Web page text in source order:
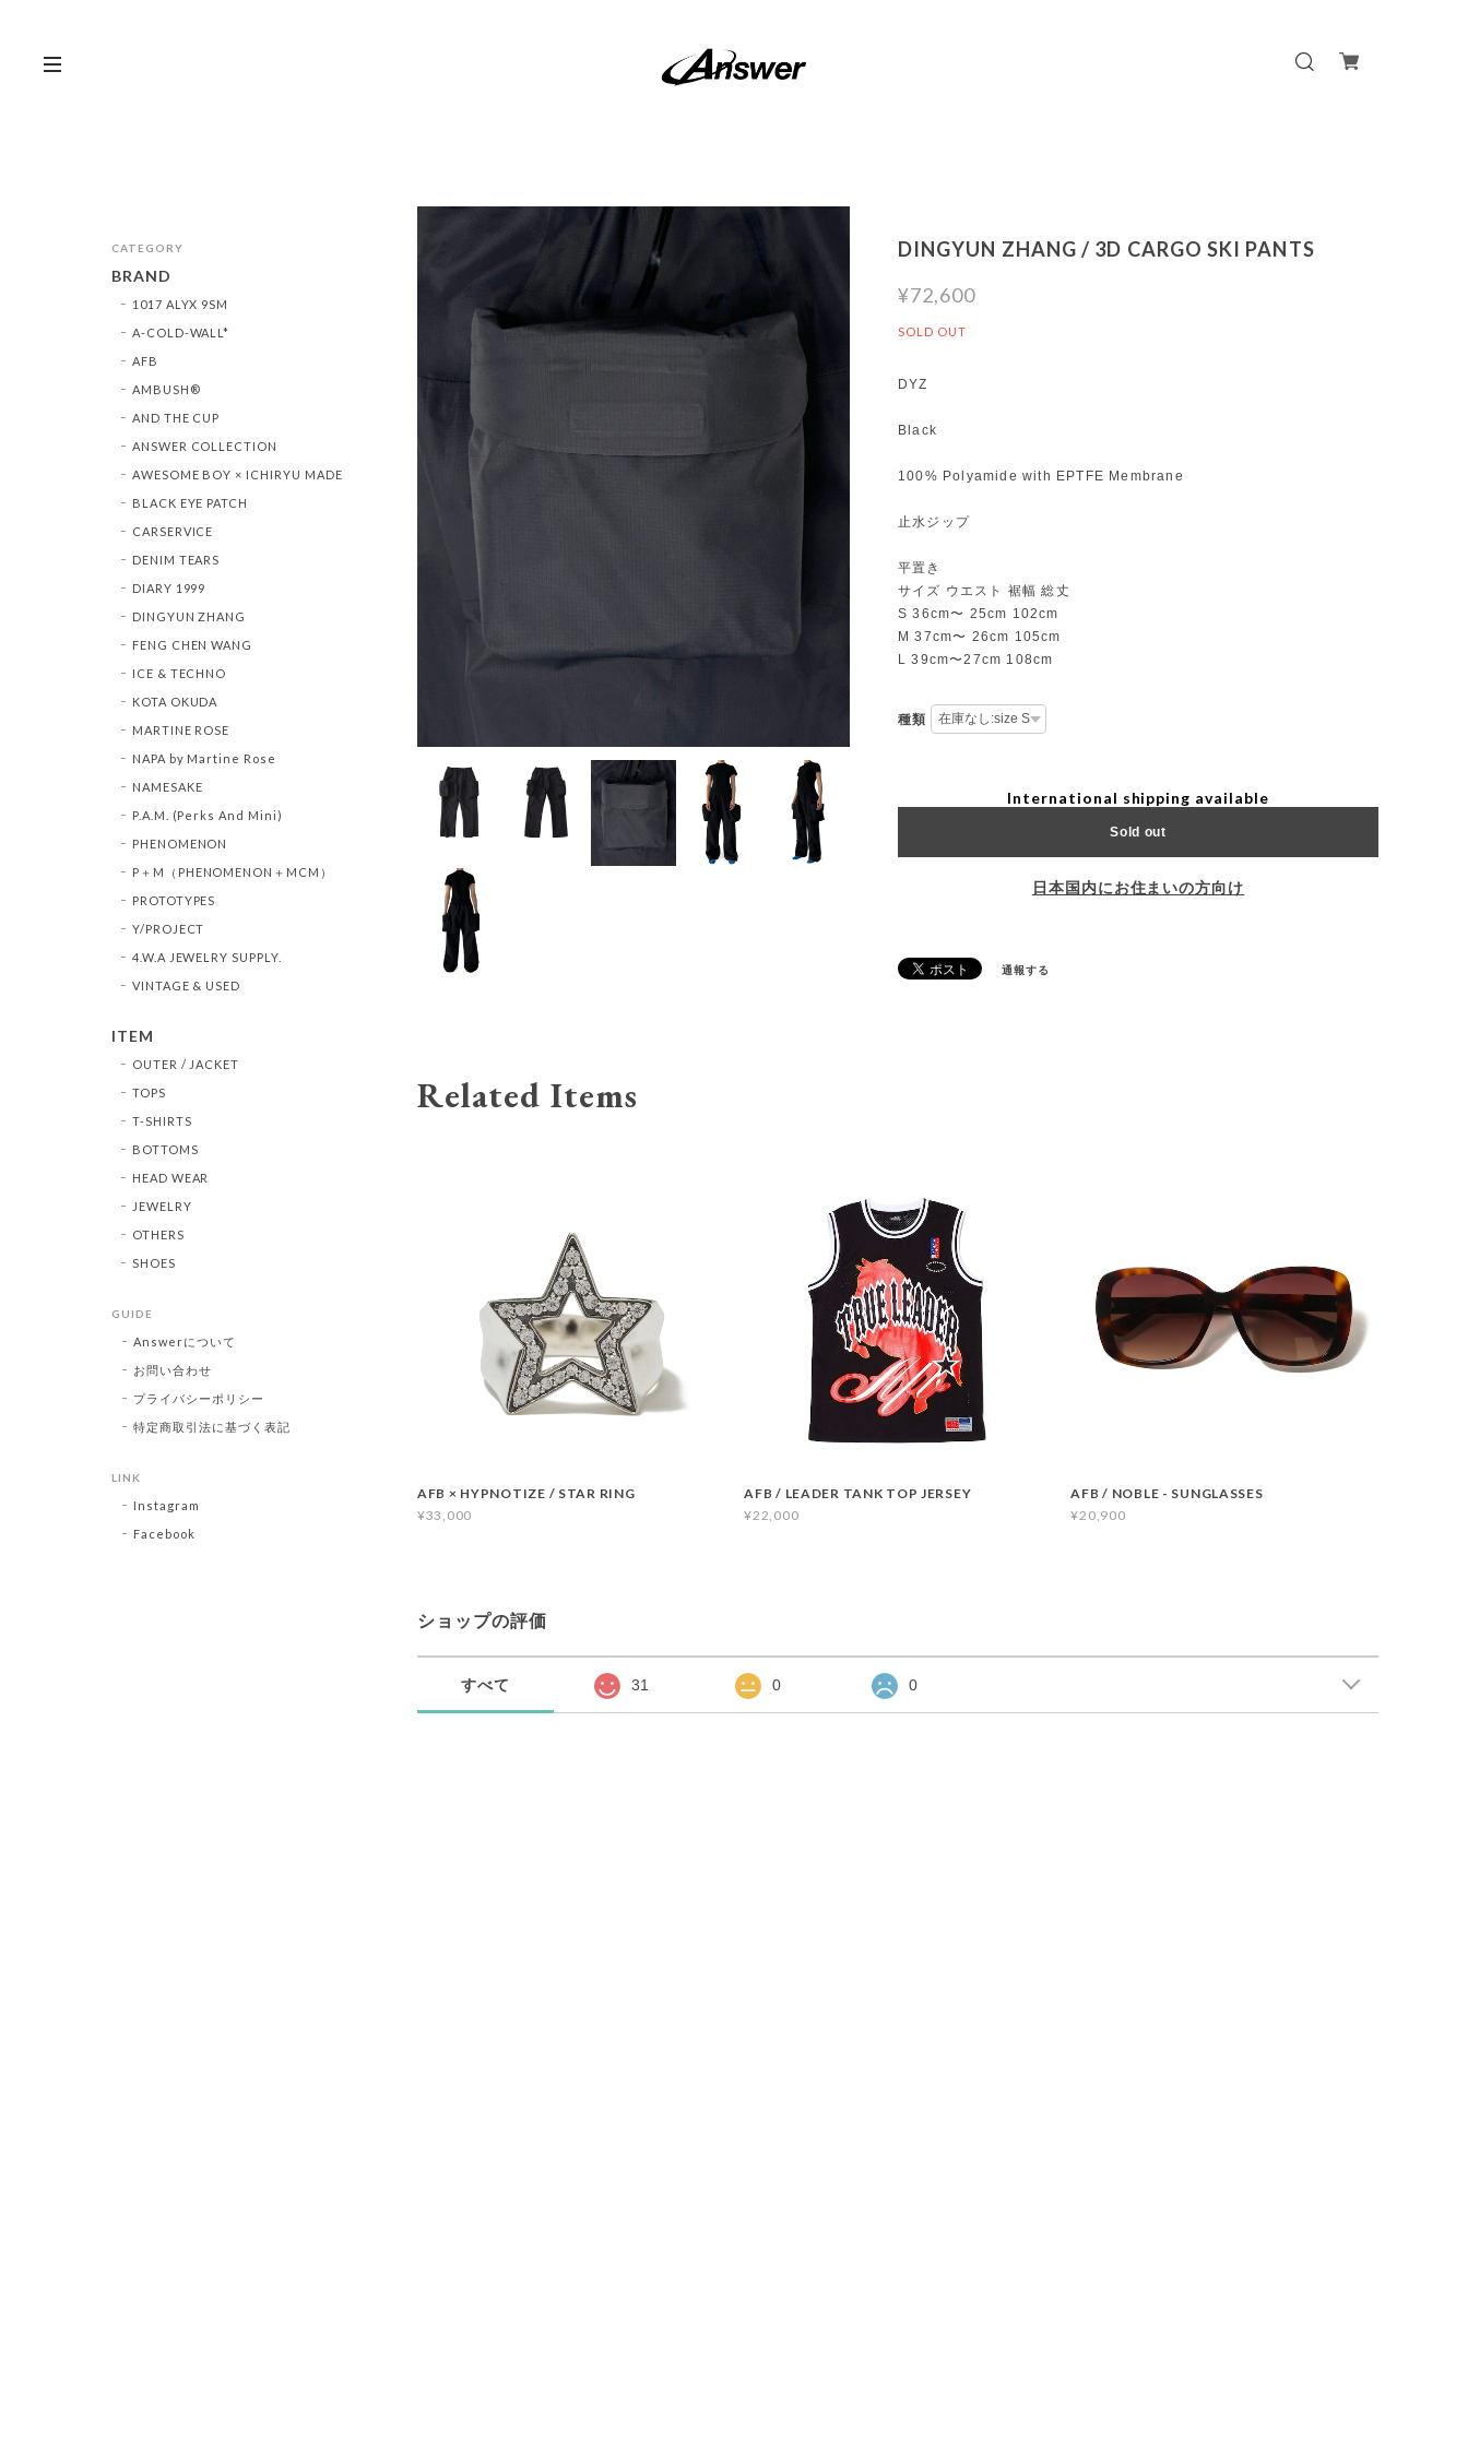
DINGYUN ZHANG / 3D CARGO SKI PANTS
¥72,600
SOLD OUT
DYZ
Black
100% Polyamide with EPTFE Membrane
止水ジップ
平置き
サイズ ウエスト 裾幅 総丈
S 36cm〜 25cm 102cm
M 37cm〜 26cm 105cm
L 39cm〜27cm 108cm
種類
International shipping available
Sold out
日本国内にお住まいの方向け
通報する
Related Items
AFB × HYPNOTIZE / STAR RING
¥33,000
AFB / LEADER TANK TOP JERSEY
¥22,000
AFB / NOBLE - SUNGLASSES
¥20,900
ショップの評価
すべて 31 0 0
CATEGORY
BRAND
1017 ALYX 9SM
A-COLD-WALL*
AFB
AMBUSH®︎
AND THE CUP
ANSWER COLLECTION
AWESOME BOY × ICHIRYU MADE
BLACK EYE PATCH
CARSERVICE
DENIM TEARS
DIARY 1999
DINGYUN ZHANG
FENG CHEN WANG
ICE & TECHNO
KOTA OKUDA
MARTINE ROSE
NAPA by Martine Rose
NAMESAKE
P.A.M. (Perks And Mini)
PHENOMENON
P＋M（PHENOMENON＋MCM）
PROTOTYPES
Y/PROJECT
4.W.A JEWELRY SUPPLY.
VINTAGE & USED
ITEM
OUTER / JACKET
TOPS
T-SHIRTS
BOTTOMS
HEAD WEAR
JEWELRY
OTHERS
SHOES
GUIDE
Answerについて
お問い合わせ
プライバシーポリシー
特定商取引法に基づく表記
LINK
Instagram
Facebook